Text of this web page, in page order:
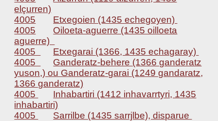
elçurren)
4005
Etxegoien (1435 echegoyen)
4005
Oiloeta-aguerre (1435 oilloeta
aguerre)
4005
Etxegarai (1366, 1435 echagaray)
4005
Ganderatz-behere (1366 ganderatz
yuson,) ou Ganderatz-garai (1249 gandaratz,
1366 ganderatz)
4005
Inhabartiri (1412 inhavarrtyri, 1435
inhabartiri)
4005
Sarrilbe (1435 sarrjlbe), disparue